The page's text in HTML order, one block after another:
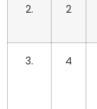
2. 2
3. 4